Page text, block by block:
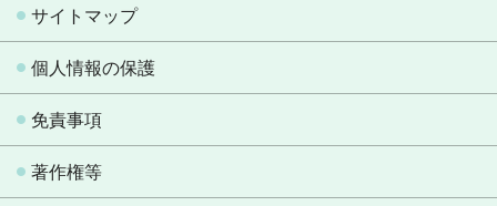
サイトマップ
個人情報の保護
免責事項
著作権等